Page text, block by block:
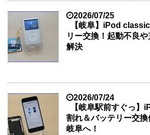
2026/07/25
【岐阜】iPod
リー交換！起動不良
解決
2026/07/24
【岐阜駅前すぐっ
割れ＆バッテリー交
岐阜へ！